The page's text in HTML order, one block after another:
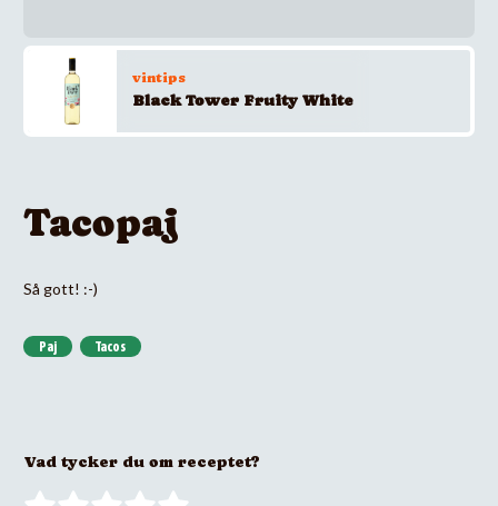
vintips
Black Tower Fruity White
Tacopaj
Så gott! :-)
Paj Tacos
Vad tycker du om receptet?